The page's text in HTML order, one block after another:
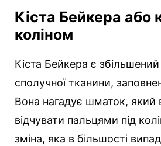
Кіста Бейкера або
коліном
Кіста Бейкера є збільшений
сполучної тканини,
Вона нагадує шматок,
відчувати пальцями під
зміна, яка в більшості